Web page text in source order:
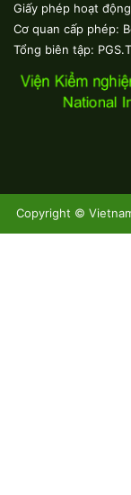
Giấy phép hoạt
Cơ quan cấp phép:
Tổng biên tập:
Copyright ©